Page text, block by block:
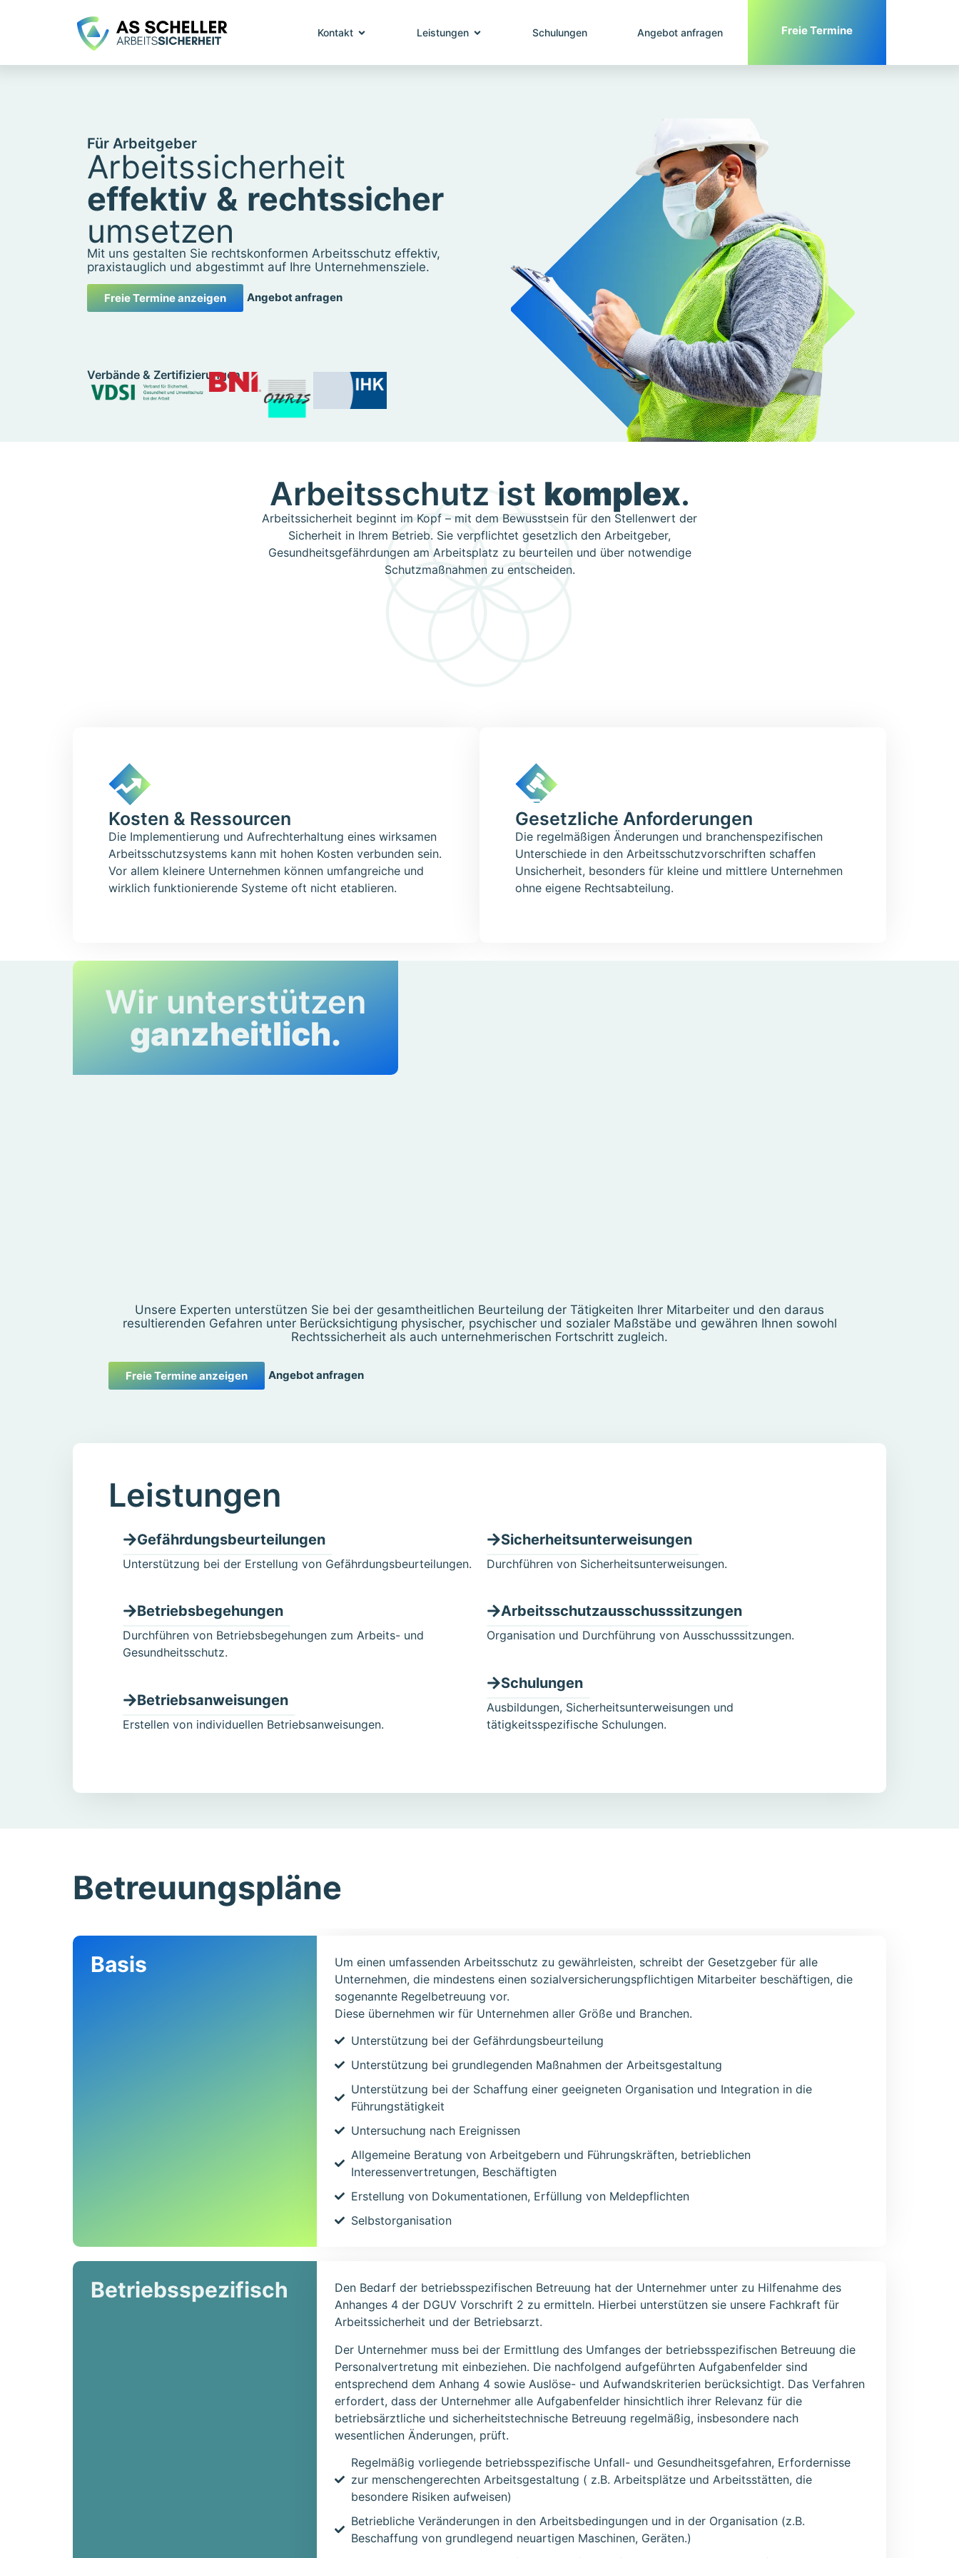
Kontakt Leistungen Schulungen Angebot anfragen Freie Termine
Für Arbeitgeber
Arbeitssicherheit
effektiv & rechtssicher
umsetzen
Mit uns gestalten Sie rechtskonformen Arbeitsschutz effektiv,
praxistauglich und abgestimmt auf Ihre Unternehmensziele.
Freie Termine anzeigen Angebot anfragen
Verbände & Zertifizierungen
Arbeitsschutz ist komplex.
Arbeitssicherheit beginnt im Kopf – mit dem Bewusstsein für den Stellenwert der
Sicherheit in Ihrem Betrieb. Sie verpflichtet gesetzlich den Arbeitgeber,
Gesundheitsgefährdungen am Arbeitsplatz zu beurteilen und über notwendige
Schutzmaßnahmen zu entscheiden.
Kosten & Ressourcen
Die Implementierung und Aufrechterhaltung eines wirksamen
Arbeitsschutzsystems kann mit hohen Kosten verbunden sein.
Vor allem kleinere Unternehmen können umfangreiche und
wirklich funktionierende Systeme oft nicht etablieren.
Gesetzliche Anforderungen
Die regelmäßigen Änderungen und branchenspezifischen
Unterschiede in den Arbeitsschutzvorschriften schaffen
Unsicherheit, besonders für kleine und mittlere Unternehmen
ohne eigene Rechtsabteilung.
Wir unterstützen
ganzheitlich.
Unsere Experten unterstützen Sie bei der gesamtheitlichen Beurteilung der Tätigkeiten Ihrer Mitarbeiter und den daraus
resultierenden Gefahren unter Berücksichtigung physischer, psychischer und sozialer Maßstäbe und gewähren Ihnen sowohl
Rechtssicherheit als auch unternehmerischen Fortschritt zugleich.
Freie Termine anzeigen Angebot anfragen
Leistungen
Gefährdungsbeurteilungen
Unterstützung bei der Erstellung von Gefährdungsbeurteilungen.
Betriebsbegehungen
Durchführen von Betriebsbegehungen zum Arbeits- und
Gesundheitsschutz.
Betriebsanweisungen
Erstellen von individuellen Betriebsanweisungen.
Sicherheitsunterweisungen
Durchführen von Sicherheitsunterweisungen.
Schulungen
Ausbildungen, Sicherheitsunterweisungen und
tätigkeitsspezifische Schulungen.
Arbeitsschutzausschusssitzungen
Organisation und Durchführung von Ausschusssitzungen.
Betreuungspläne
Basis
Um einen umfassenden Arbeitsschutz zu gewährleisten, schreibt der Gesetzgeber für alle
Unternehmen, die mindestens einen sozialversicherungspflichtigen Mitarbeiter beschäftigen, die
sogenannte Regelbetreuung vor.
Diese übernehmen wir für Unternehmen aller Größe und Branchen.
Unterstützung bei der Gefährdungsbeurteilung
Unterstützung bei grundlegenden Maßnahmen der Arbeitsgestaltung
Unterstützung bei der Schaffung einer geeigneten Organisation und Integration in die
Führungstätigkeit
Untersuchung nach Ereignissen
Allgemeine Beratung von Arbeitgebern und Führungskräften, betrieblichen
Interessenvertretungen, Beschäftigten
Erstellung von Dokumentationen, Erfüllung von Meldepflichten
Selbstorganisation
Betriebsspezifisch
Den Bedarf der betriebsspezifischen Betreuung hat der Unternehmer unter zu Hilfenahme des
Anhanges 4 der DGUV Vorschrift 2 zu ermitteln. Hierbei unterstützen sie unsere Fachkraft für
Arbeitssicherheit und der Betriebsarzt.
Der Unternehmer muss bei der Ermittlung des Umfanges der betriebsspezifischen Betreuung die
Personalvertretung mit einbeziehen. Die nachfolgend aufgeführten Aufgabenfelder sind
entsprechend dem Anhang 4 sowie Auslöse- und Aufwandskriterien berücksichtigt. Das Verfahren
erfordert, dass der Unternehmer alle Aufgabenfelder hinsichtlich ihrer Relevanz für die
betriebsärztliche und sicherheitstechnische Betreuung regelmäßig, insbesondere nach
wesentlichen Änderungen, prüft.
Regelmäßig vorliegende betriebsspezifische Unfall- und Gesundheitsgefahren, Erfordernisse
zur menschengerechten Arbeitsgestaltung ( z.B. Arbeitsplätze und Arbeitsstätten, die
besondere Risiken aufweisen)
Betriebliche Veränderungen in den Arbeitsbedingungen und in der Organisation (z.B.
Beschaffung von grundlegend neuartigen Maschinen, Geräten.)